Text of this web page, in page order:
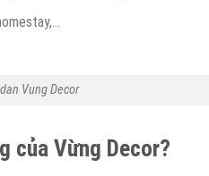
Vung Decor
của Vừng Decor?